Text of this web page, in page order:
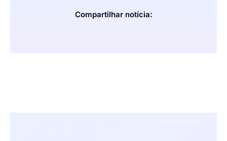
Compartilhar notícia: